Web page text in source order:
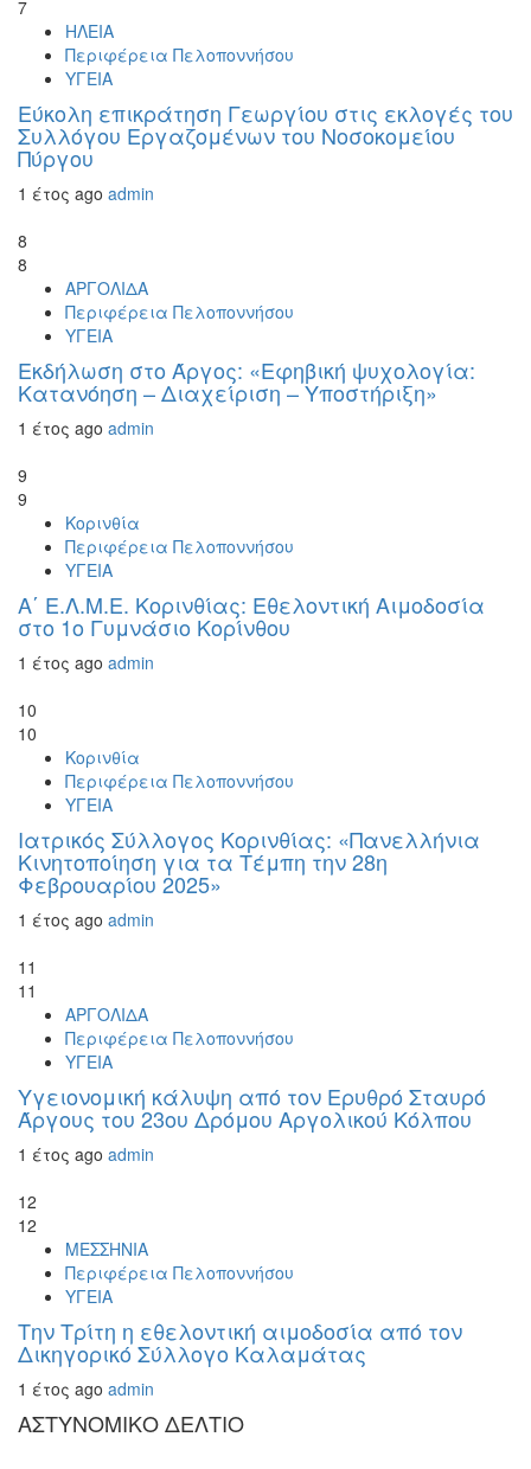
7
ΗΛΕΙΑ
Περιφέρεια Πελοποννήσου
ΥΓΕΙΑ
Εύκολη επικράτηση Γεωργίου στις εκλογές του
Συλλόγου Εργαζομένων του Νοσοκομείου
Πύργου
1 έτος ago admin
8
8
ΑΡΓΟΛΙΔΑ
Περιφέρεια Πελοποννήσου
ΥΓΕΙΑ
Εκδήλωση στο Άργος: «Εφηβική ψυχολογία:
Κατανόηση – Διαχείριση – Υποστήριξη»
1 έτος ago admin
9
9
Κορινθία
Περιφέρεια Πελοποννήσου
ΥΓΕΙΑ
Α΄ Ε.Λ.Μ.Ε. Κορινθίας: Εθελοντική Αιμοδοσία
στο 1ο Γυμνάσιο Κορίνθου
1 έτος ago admin
10
10
Κορινθία
Περιφέρεια Πελοποννήσου
ΥΓΕΙΑ
Ιατρικός Σύλλογος Κορινθίας: «Πανελλήνια
Κινητοποίηση για τα Τέμπη την 28η
Φεβρουαρίου 2025»
1 έτος ago admin
11
11
ΑΡΓΟΛΙΔΑ
Περιφέρεια Πελοποννήσου
ΥΓΕΙΑ
Υγειονομική κάλυψη από τον Ερυθρό Σταυρό
Άργους του 23ου Δρόμου Αργολικού Κόλπου
1 έτος ago admin
12
12
ΜΕΣΣΗΝΙΑ
Περιφέρεια Πελοποννήσου
ΥΓΕΙΑ
Την Τρίτη η εθελοντική αιμοδοσία από τον
Δικηγορικό Σύλλογο Καλαμάτας
1 έτος ago admin
ΑΣΤΥΝΟΜΙΚΟ ΔΕΛΤΙΟ